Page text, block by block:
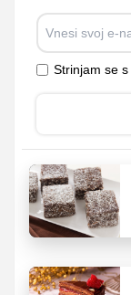
Strinjam se s